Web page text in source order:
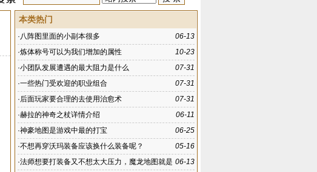
本类热门
06-13
·八阵图里面的小副本很多
10-23
·炼体称号可以为我们增加的属性
07-31
·小团队发展遭遇的最大阻力是什么
07-31
·一些热门受欢迎的职业组合
07-31
·后面玩家要合理的去使用治愈术
06-11
·赫拉的神奇之杖详情介绍
06-25
·神豪地图是游戏中最的打宝
05-16
·不想再穿沃玛装备应该换什么装备呢？
06-13
·法师想要打装备又不想太大压力，魔龙地图就是